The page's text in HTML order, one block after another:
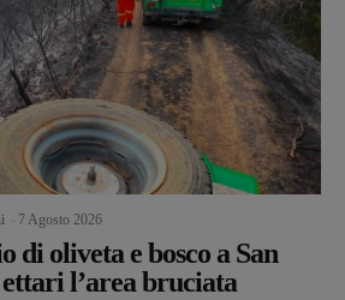
7 Agosto 2026
di oliveta e bosco a San
l’area bruciata